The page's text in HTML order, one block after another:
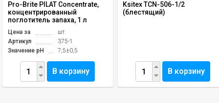
Pro-Brite PILAT Concentrate,
концентрированный
поглотитель запаха, 1 л
Цена за
шт.
Артикул
375-1
Значение pH
7,5±0,5
В корзину
Ksitex TCN-506-1/2
(блестящий)
В корзину